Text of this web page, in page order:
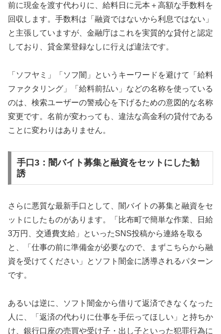
前に現金を渡す代わりに、給料日に元本＋高額な手数料を
回収します。手数料は「融資ではないから利息ではない」
と主張していますが、金融庁はこれを実質的な貸付と認定
しており、貸金業登録なしに行えば違法です。
「ソフヤミ」「ソフ闇」というキーワードを避けて「給料
ファクタリング」「給料前払い」などの名称を使っている
のは、検索ユーザーの警戒心を下げるための意図的な名称
変更です。名前が変わっても、違法な高金利の貸付である
ことに変わりはありません。
手口3：闇バイト募集と融資をセットにした勧
誘
さらに悪質な最新手口として、闇バイトの募集と融資をセ
ットにしたものがあります。「比布町で簡単な作業、日給
3万円、交通費支給」といったSNS投稿から連絡を取る
と、「仕事の前に準備金が必要なので、まずこちらから融
資を受けてください」とソフト闇金に誘導されるパターン
です。
あるいは逆に、ソフト闇金から借りて返済できなくなった
人に、「返済の代わりに仕事を手伝ってほしい」と持ちか
け、銀行口座の売買や受け子・出し子といった犯罪行為に